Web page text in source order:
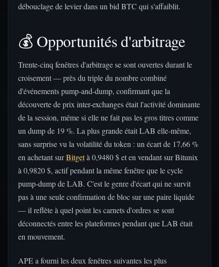
débouclage de levier dans un bid BTC qui s'affaiblit.
💰 Opportunités d'arbitrage
Trente-cinq fenêtres d'arbitrage se sont ouvertes durant le
croisement — près du triple du nombre combiné
d'événements pump-and-dump, confirmant que la
découverte de prix inter-exchanges était l'activité dominante
de la session, même si elle ne fait pas les gros titres comme
un dump de 19 %. La plus grande était LAB elle-même,
sans surprise vu la volatilité du token : un écart de 17,66 %
en achetant surBitgetà 0,9480 $ et en vendant sur Bitunix
à 0,9820 $, actif pendant la même fenêtre que le cycle
pump-dump de LAB. C'est le genre d'écart qui ne survit
pas à une seule confirmation de bloc sur une paire liquide
— il reflète à quel point les carnets d'ordres se sont
déconnectés entre les plateformes pendant que LAB était
en mouvement.
APE a fourni les deux fenêtres suivantes les plus